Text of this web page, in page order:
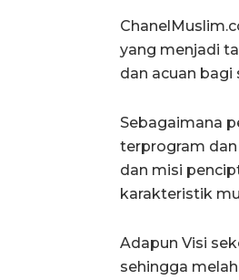
yang menjadi
dan acuan
Sebagaimana
terprogram
dan misi
karakteristik
Adapun Visi
sehingga